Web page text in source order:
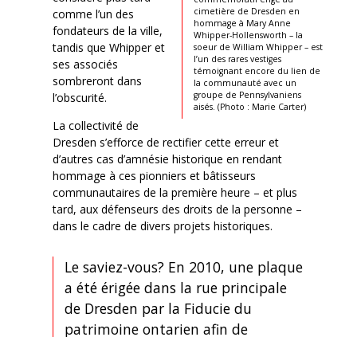
cimetière de Dresden en
hommage à Mary Anne
Whipper-Hollensworth – la
soeur de William Whipper – est
l’un des rares vestiges
témoignant encore du lien de
la communauté avec un
groupe de Pennsylvaniens
aisés. (Photo : Marie Carter)
comme l’un des
fondateurs de la ville,
tandis que Whipper et
ses associés
sombreront dans
l’obscurité.
La collectivité de
Dresden s’efforce de rectifier cette erreur et
d’autres cas d’amnésie historique en rendant
hommage à ces pionniers et bâtisseurs
communautaires de la première heure – et plus
tard, aux défenseurs des droits de la personne –
dans le cadre de divers projets historiques.
Le saviez-vous? En 2010, une plaque
a été érigée dans la rue principale
de Dresden par la Fiducie du
patrimoine ontarien afin de